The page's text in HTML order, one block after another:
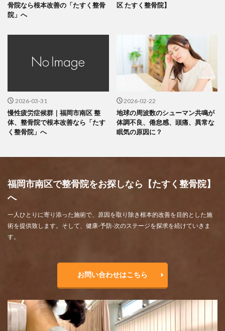
骨院なら根本改善の「たすく整骨
院」へ
区 たすく整骨院】
2026-03-31
慢性疲労症候群｜福岡市南区 整
体、整骨院で根本改善なら「たす
く整骨院」へ
2026-02-22
地球の周波数のシューマン共鳴が
体調不良、倦怠感、頭痛、異常な
眠気の原因に？
福岡市南区で整骨院をお探しなら【たすく整骨院】
へ
一人ひとりに寄り添った施術で、原因を取り除き根本的改善を目的とした施
術を提供致します。そして、健康-予防-次のステージを探求を続けていきま
す。
お問い合わせはこちら